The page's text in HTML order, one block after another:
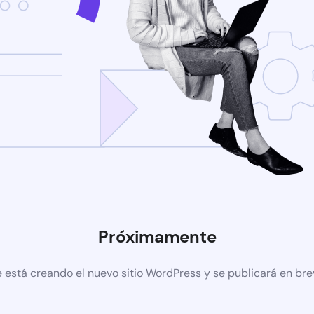
Próximamente
está creando el nuevo sitio WordPress y se publicará en